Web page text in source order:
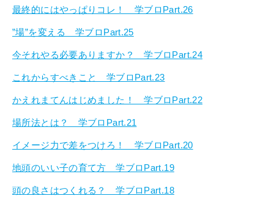
最終的にはやっぱりコレ！ 学ブロPart.26
”場”を変える 学ブロPart.25
今それやる必要ありますか？ 学ブロPart.24
これからすべきこと 学ブロPart.23
かえれまてんはじめました！ 学ブロPart.22
場所法とは？ 学ブロPart.21
イメージ力で差をつけろ！ 学ブロPart.20
地頭のいい子の育て方 学ブロPart.19
頭の良さはつくれる？ 学ブロPart.18